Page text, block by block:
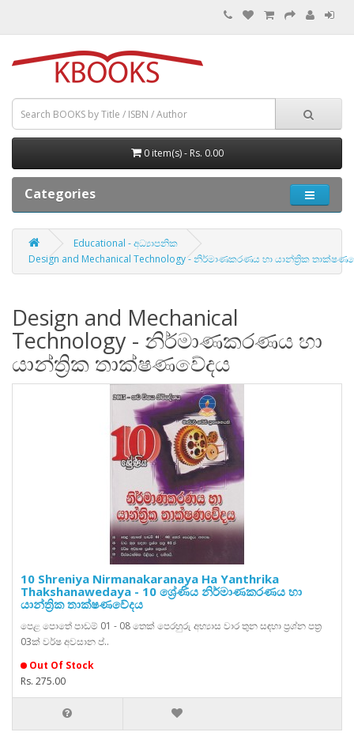
0 item(s) - Rs. 0.00
Categories
Educational - අධ්‍යාපනික
Design and Mechanical Technology - නිර්මාණකරණය හා යාන්ත්‍රික
Design and Mechanical
Technology - නිර්මාණකරණය හා
යාන්ත්‍රික තාක්ෂණවේදය
10 Shreniya Nirmanakaranaya Ha Yanthrika
Thakshanawedaya - 10 ශ්‍රේණිය නිර්මාණකරණය හා
යාන්ත්‍රික තාක්ෂණවේදය
පෙළ පොතේ පාඩම් 01 - 08 තෙක් පෙරහුරු අභ්‍යාස වාර තුන සඳහා ප්‍රශ්න පත්‍ර
03ක් වර්ෂ අවසාන ප්‍..
Out Of Stock
Rs. 275.00